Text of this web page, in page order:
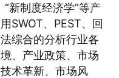
“新制度经济学”等产
SWOT、PEST、回
综合的分析行业各
、产业政策、市场
术革新、市场风